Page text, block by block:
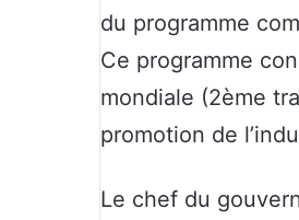
du programme
Ce programme
mondiale (2ème
promotion de
Le chef du